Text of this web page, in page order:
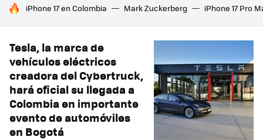
HOY SE HABLA DE
iPhone 17 en Colombia Mark Zuckerberg iPhone 17 Pro
Tesla, la marca de
vehículos eléctricos
creadora del Cybertruck,
hará oficial su llegada a
Colombia en importante
evento de automóviles
en Bogotá